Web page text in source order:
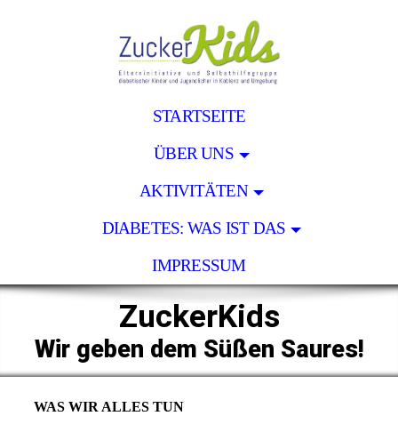
STARTSEITE
ÜBER UNS
AKTIVITÄTEN
DIABETES: WAS IST DAS
IMPRESSUM
ZuckerKids
Wir geben dem Süßen Saures!
WAS WIR ALLES TUN